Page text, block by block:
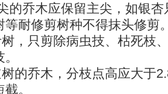
的乔木应保留主尖，如银
等耐修剪树种不得抹头修剪
，只剪除病虫技、枯死枝
的乔木，分枝点高应大于
。